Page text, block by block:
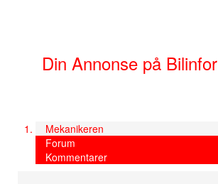
Din Annonse på
Mekanikeren
Forum
Kommentarer